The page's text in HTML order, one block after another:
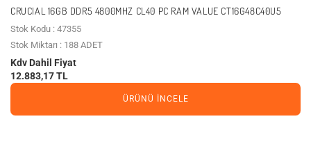
CRUCIAL 16GB DDR5 4800MHZ CL40 PC RAM VALUE CT16G48C40U5
Stok Kodu : 47355
Stok Miktarı : 188 ADET
Kdv Dahil Fiyat
12.883,17 TL
ÜRÜNÜ İNCELE